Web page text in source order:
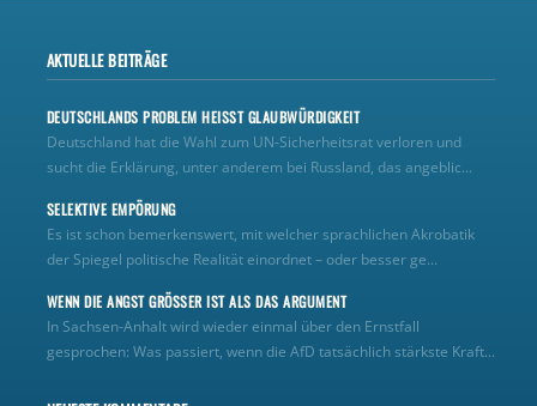
AKTUELLE BEITRÄGE
DEUTSCHLANDS PROBLEM HEISST GLAUBWÜRDIGKEIT
Deutschland hat die Wahl zum UN‑Sicherheitsrat verloren und
sucht die Erklärung, unter anderem bei Russland, das angeblic...
SELEKTIVE EMPÖRUNG
Es ist schon bemerkenswert, mit welcher sprachlichen Akrobatik
der Spiegel politische Realität einordnet – oder besser ge...
WENN DIE ANGST GRÖSSER IST ALS DAS ARGUMENT
In Sachsen-Anhalt wird wieder einmal über den Ernstfall
gesprochen: Was passiert, wenn die AfD tatsächlich stärkste Kraft...